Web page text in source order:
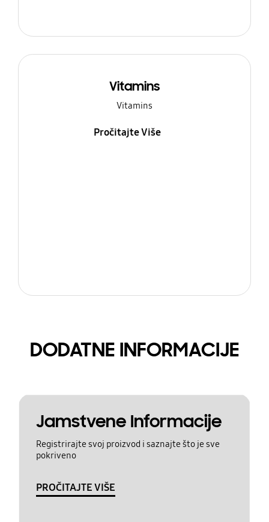
Vitamins
Vitamins
Pročitajte Više
DODATNE INFORMACIJE
Jamstvene Informacije
Registrirajte svoj proizvod i saznajte što je sve
pokriveno
PROČITAJTE VIŠE